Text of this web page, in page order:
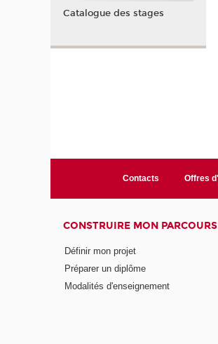
Catalogue des stages
Contacts Offres
CONSTRUIRE MON PARCOURS
Définir mon projet
Préparer un diplôme
Modalités d'enseignement